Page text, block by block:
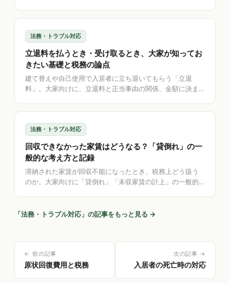
法務・トラブル対応
立退料を払うとき・受け取るとき、大家が知ってお
きたい基礎と税務の論点
建て替えや自己使用で入居者に立ち退いてもらう「立退
料」。大家向けに、立退料と正当事由の関係、金額に決ま
法務・トラブル対応
回収できなかった家賃はどうなる？「貸倒れ」の一
般的な考え方と記録
滞納された家賃が回収不能になったとき、税務上どう扱う
のか。大家向けに「貸倒れ」「未収家賃の計上」の一般的
「法務・トラブル対応 」の記事をもっと見る →
← 前の記事
原状回復費用と税務
次の記事 →
入居者の死亡時の対応